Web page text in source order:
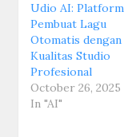
Udio AI: Platform
Pembuat Lagu
Otomatis dengan
Kualitas Studio
Profesional
October 26, 2025
In "AI"